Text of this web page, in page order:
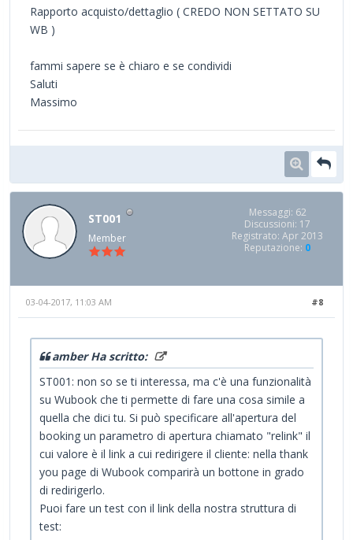
Rapporto acquisto/dettaglio ( CREDO NON SETTATO SU
WB )
fammi sapere se è chiaro e se condividi
Saluti
Massimo
ST001
Member
Messaggi: 62
Discussioni: 17
Registrato: Apr 2013
Reputazione: 0
#8
03-04-2017, 11:03 AM
amber Ha scritto:
ST001: non so se ti interessa, ma c'è una funzionalità
su Wubook che ti permette di fare una cosa simile a
quella che dici tu. Si può specificare all'apertura del
booking un parametro di apertura chiamato "relink" il
cui valore è il link a cui redirigere il cliente: nella thank
you page di Wubook comparirà un bottone in grado
di redirigerlo.
Puoi fare un test con il link della nostra struttura di
test: